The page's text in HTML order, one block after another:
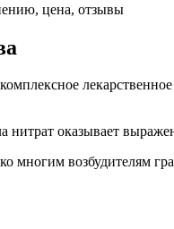
цена, отзывы
оказывает
многим возбудителям